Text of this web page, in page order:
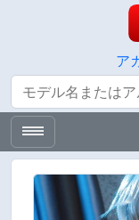
ア
サーチ